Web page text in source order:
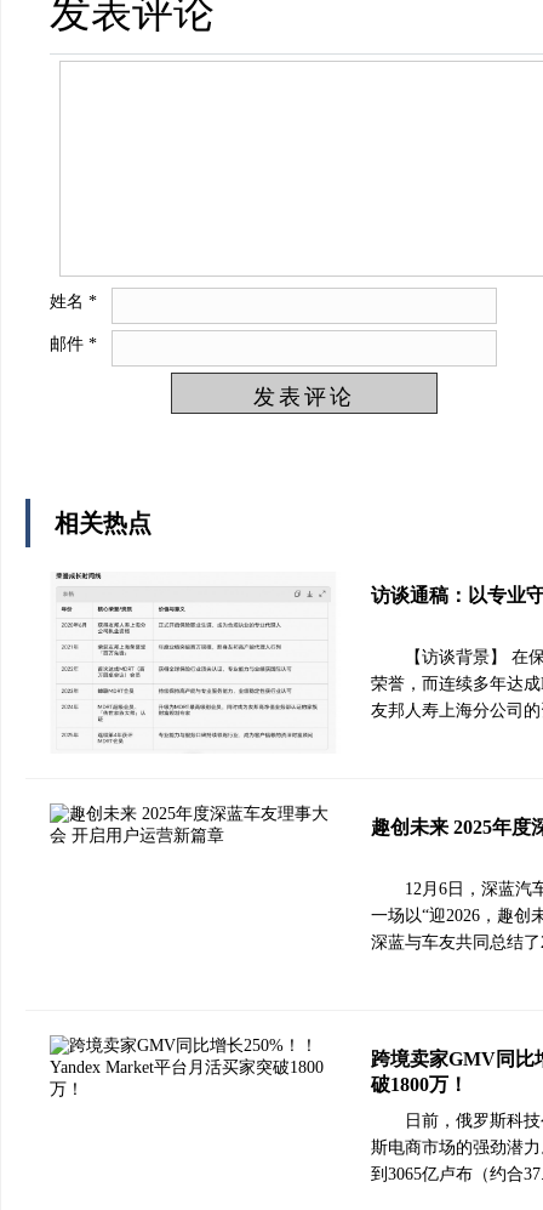
发表评论
姓名 *
邮件 *
相关热点
访谈通稿：以专业
【访谈背景】 在
荣誉，而连续多年达
友邦人寿上海分公司
趣创未来 2025年度
12月6日，深蓝汽
一场以“迎2026，趣创
深蓝与车友共同总结
跨境卖家GMV同比
破1800万！
日前，俄罗斯科
斯电商市场的强劲潜力
到3065亿卢布（约合